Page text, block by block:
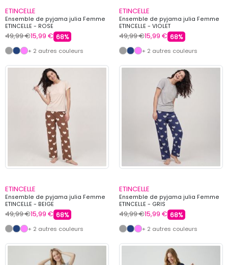
ETINCELLE
Ensemble de pyjama julia Femme
ETINCELLE - ROSE
49,99 €15,99 € 68%
+ 2 autres couleurs
ETINCELLE
Ensemble de pyjama julia Femme
ETINCELLE - VIOLET
49,99 €15,99 € 68%
+ 2 autres couleurs
ETINCELLE
Ensemble de pyjama julia Femme
ETINCELLE - BEIGE
49,99 €15,99 € 68%
+ 2 autres couleurs
ETINCELLE
Ensemble de pyjama julia Femme
ETINCELLE - GRIS
49,99 €15,99 € 68%
+ 2 autres couleurs